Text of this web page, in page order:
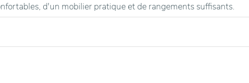
d'un mobilier pratique et de rangements suffisants.